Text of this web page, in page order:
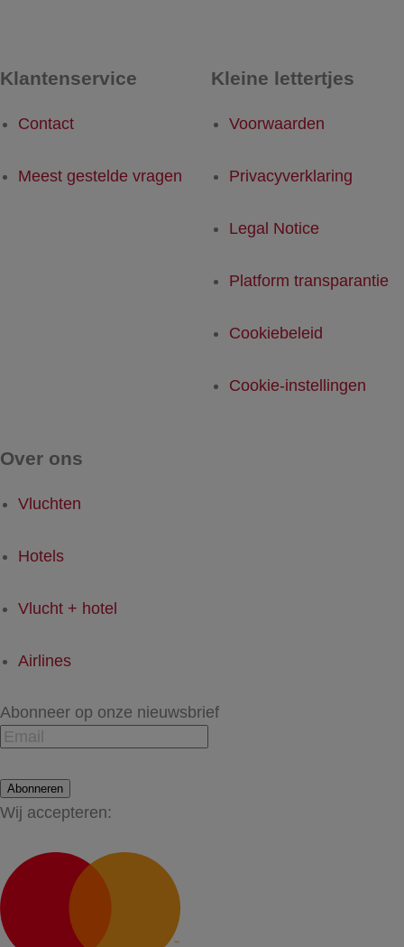
Klantenservice
Contact
Meest gestelde vragen
Kleine lettertjes
Voorwaarden
Privacyverklaring
Legal Notice
Platform transparantie
Cookiebeleid
Cookie-instellingen
Over ons
Vluchten
Hotels
Vlucht + hotel
Airlines
Abonneer op onze nieuwsbrief
Abonneren
Wij accepteren: